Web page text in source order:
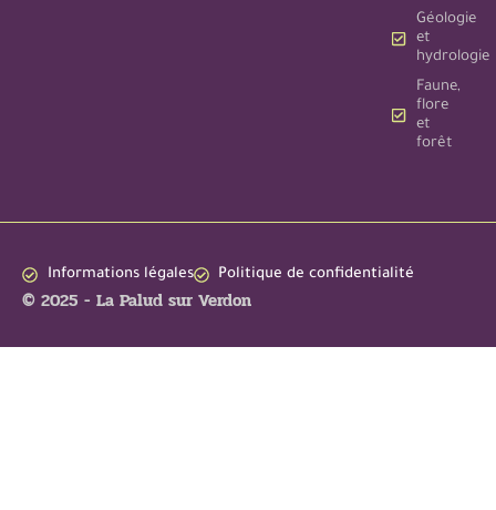
Géologie
et
hydrologie
Faune,
flore
et
forêt
Informations légales Politique de confidentialité
© 2025 - La Palud sur Verdon